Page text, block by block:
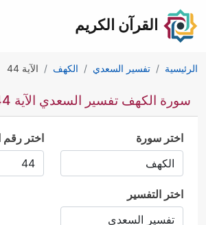
القرآن الكريم
الرئيسية تفسير السعدي الكهف الآية 44
سورة الكهف تفسير السعدي الآية 44
اختر سورة اختر رقم
اختر التفسير